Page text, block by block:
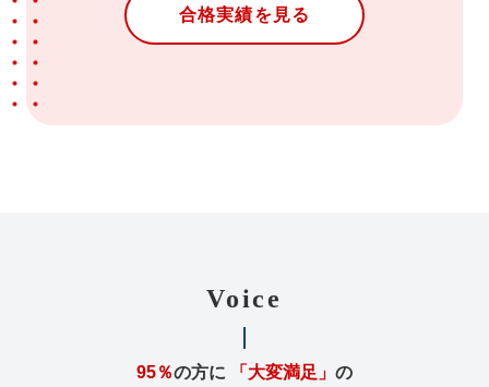
合格実績を見る
Voice
95％の方に 「大変満足」 の